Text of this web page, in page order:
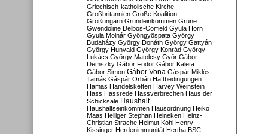
Griechisch-katholische Kirche
Großbritannien Große Koalition
Großungarn Grundeinkommen Grüne
Gwendoline Delbos-Corfield Gyula Horn
Gyula Molnár Gyöngyöspata György
Budaházy György Donáth György Gattyán
György Hunvald György Konrád György
Lukács György Matolcsy Győr Gábor
Demszky Gábor Fodor Gábor Kaleta
Gábor Simon Gábor Vona Gáspár Miklós
Tamás Gáspár Orbán Haftbedingungen
Hamas Handelsketten Harvey Weinstein
Hass Hassrede Hassverbrechen Haus der
Schicksale Haushalt
Haushaltseinkommen Hausordnung Heiko
Maas Heiliger Stephan Heineken Heinz-
Christian Strache Helmut Kohl Henry
Kissinger Herdenimmunität Hertha BSC